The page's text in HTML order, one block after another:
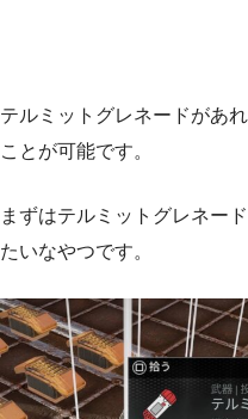
テルミットグレネードがあ
ことが可能です。
まずはテルミットグレネー
たいなやつです。